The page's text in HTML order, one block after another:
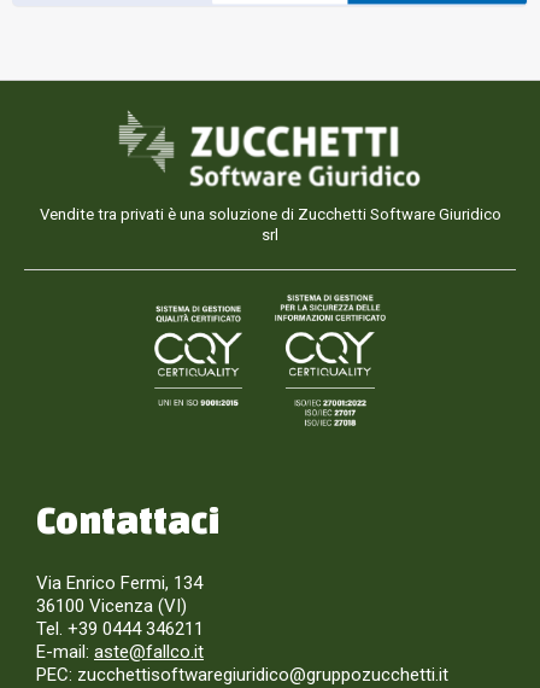
Vendite tra privati è una soluzione di Zucchetti Software Giuridico
srl
Contattaci
Via Enrico Fermi, 134
36100 Vicenza (VI)
Tel. +39 0444 346211
E-mail: aste@fallco.it
PEC: zucchettisoftwaregiuridico@gruppozucchetti.it